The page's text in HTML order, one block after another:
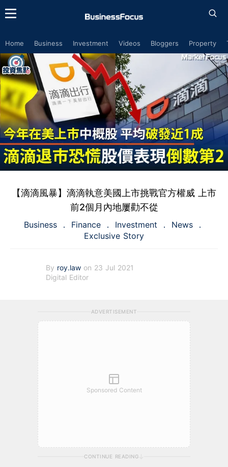
Home Business Investment Videos Bloggers Property
【滴滴風暴】滴滴執意美國上市挑戰官方權威 上市
前2個月內地屢勸不從
Business Finance Investment
News
Exclusive Story
By roy.law on 23 Jul 2021
Digital Editor
ADVERTISEMENT
Sponsored Content
CONTINUE READING